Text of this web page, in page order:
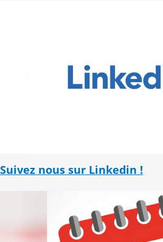
Suivez nous sur Linkedin !